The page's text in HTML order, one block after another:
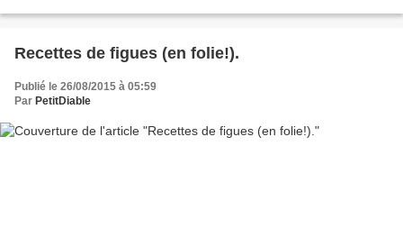
Recettes de figues (en folie!).
Publié le 26/08/2015 à 05:59
Par PetitDiable